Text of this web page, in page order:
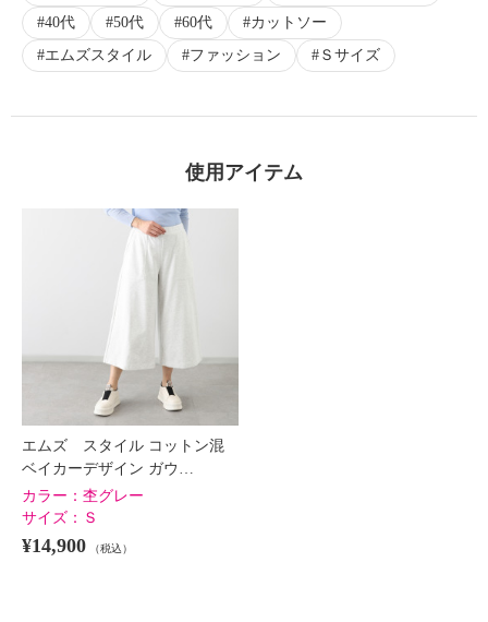
40代
50代 60代
カットソー
エムズスタイル
ファッション Ｓサイズ
使用アイテム
エムズ スタイル コットン混
ベイカーデザイン ガウ…
カラー： 杢グレー
サイズ： Ｓ
¥14,900 （税込）